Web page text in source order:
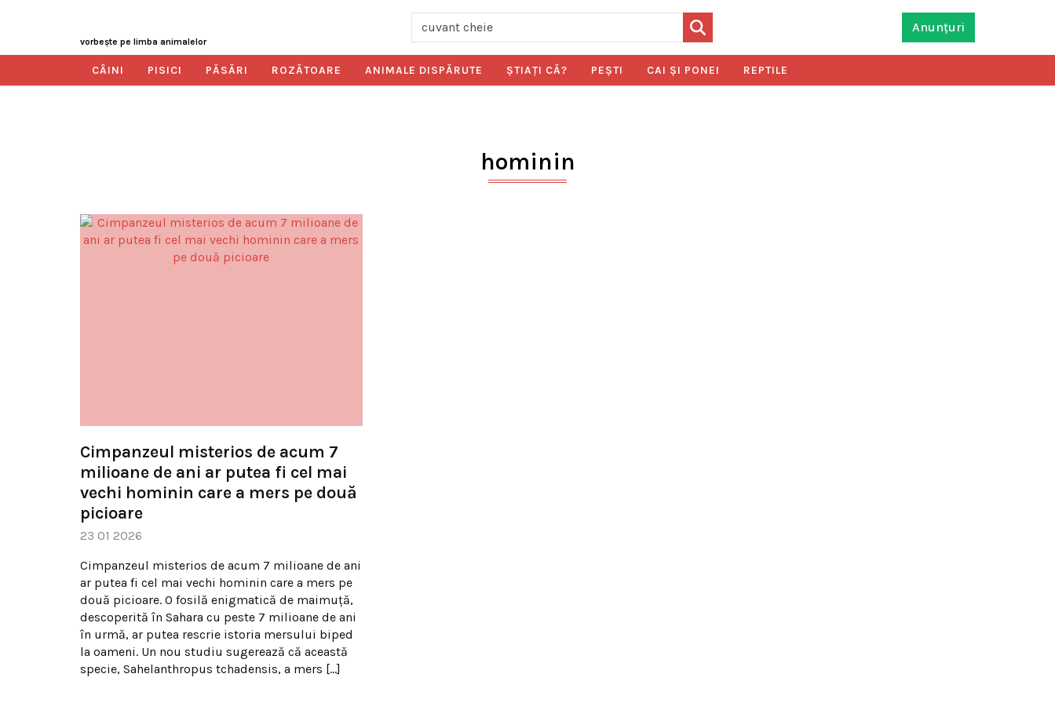
vorbeşte pe limba animalelor
Anunțuri
CÂINI PISICI PĂSĂRI ROZĂTOARE ANIMALE DISPĂRUTE ŞTIAŢI CĂ? PEŞTI CAI ŞI PONEI REPTILE
hominin
Cimpanzeul misterios de acum 7
milioane de ani ar putea fi cel mai
vechi hominin care a mers pe două
picioare
23 01 2026
Cimpanzeul misterios de acum 7 milioane de ani
ar putea fi cel mai vechi hominin care a mers pe
două picioare. O fosilă enigmatică de maimuță,
descoperită în Sahara cu peste 7 milioane de ani
în urmă, ar putea rescrie istoria mersului biped
la oameni. Un nou studiu sugerează că această
specie, Sahelanthropus tchadensis, a mers […]